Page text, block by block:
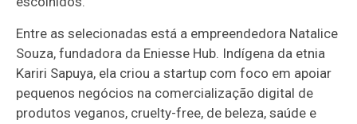
Entre as selecionadas está a empreendedora Natalice
Souza, fundadora da Eniesse Hub. Indígena da etnia
Kariri Sapuya, ela criou a startup com foco em apoiar
pequenos negócios na comercialização digital de
produtos veganos, cruelty-free, de beleza, saúde e